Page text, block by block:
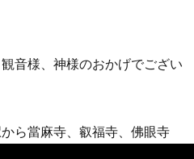
音様、神様のおかげでござい
ら當麻寺、叡福寺、佛眼寺